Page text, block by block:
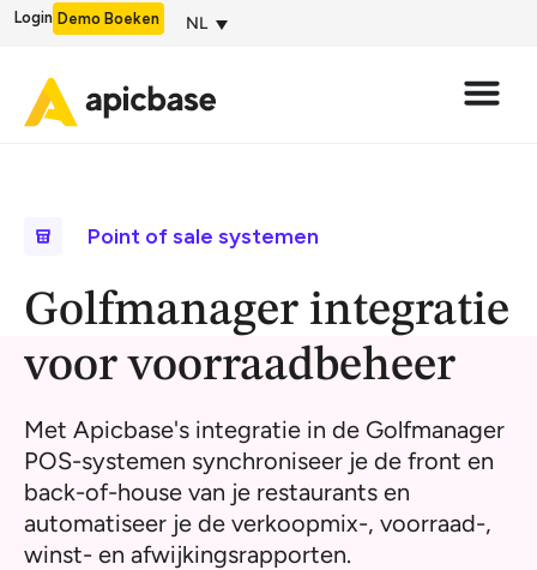
Login Demo Boeken NL
Point of sale systemen
Golfmanager integratie
voor voorraadbeheer
Met Apicbase's integratie in de Golfmanager
POS-systemen synchroniseer je de front en
back-of-house van je restaurants en
automatiseer je de verkoopmix-, voorraad-,
winst- en afwijkingsrapporten.